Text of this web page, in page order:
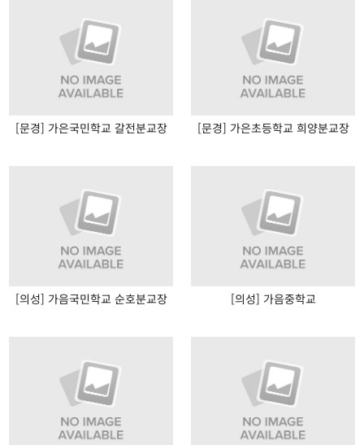
[문경] 가은국민학교 갈전분교장 [문경] 가은초등학교 희양분교장
[의성] 가음국민학교 순호분교장 [의성] 가음중학교